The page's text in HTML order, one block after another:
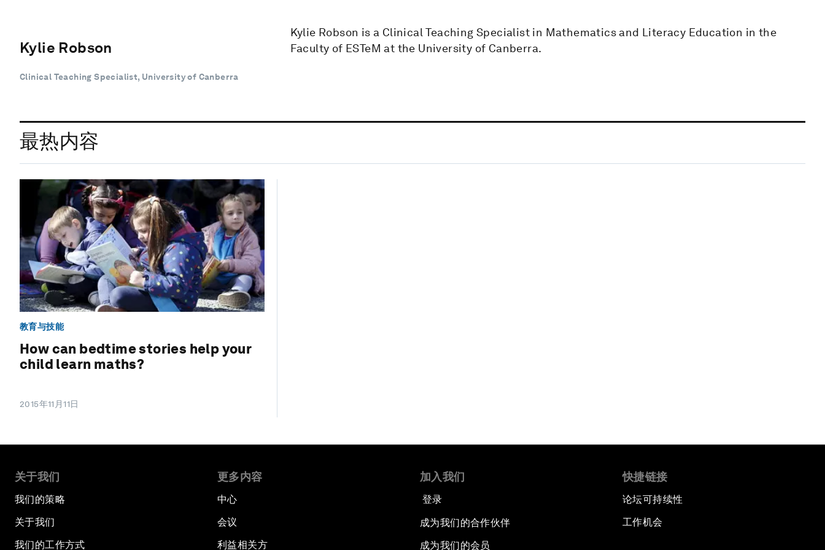
Kylie Robson
Clinical Teaching Specialist, University of Canberra
Kylie Robson is a Clinical Teaching Specialist in Mathematics and Literacy Education in the
Faculty of ESTeM at the University of Canberra.
最热内容
教育与技能
How can bedtime stories help your
child learn maths?
2015年11月11日
关于我们
我们的策略
关于我们
我们的工作方式
更多内容
中心
会议
利益相关方
加入我们
登录
成为我们的合作伙伴
成为我们的会员
快捷链接
论坛可持续性
工作机会